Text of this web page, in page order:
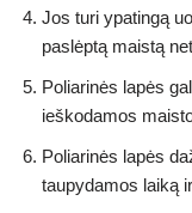
Jos turi ypatingą
paslėptą maistą
Poliarinės lapės
ieškodamos
Poliarinės lapės
taupydamos laiką